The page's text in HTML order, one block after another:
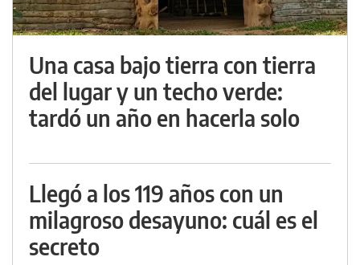
Una casa bajo tierra con tierra
del lugar y un techo verde:
tardó un año en hacerla solo
Llegó a los 119 años con un
milagroso desayuno: cuál es el
secreto